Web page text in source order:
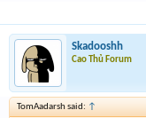
Skadooshh
Cao Thủ Forum
TomAadarsh said: ↑